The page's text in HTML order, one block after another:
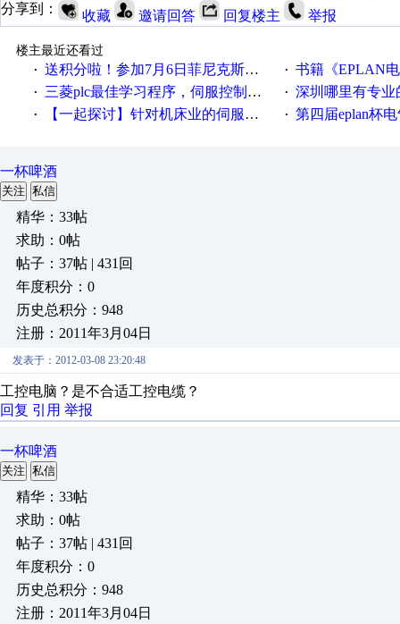
分享到：
收藏 邀请回答 回复楼主 举报
楼主最近还看过
· 送积分啦！参加7月6日菲尼克斯在线研讨会即得 · 书籍《EPLAN
· 三菱plc最佳学习程序，伺服控制，各种报警，注释详细，看的懂，学得快！ · 深圳哪里有专业
· 【一起探讨】针对机床业的伺服系统发展，您的期望是什么？ · 第四届eplan杯电气工
一杯啤酒
关注 私信
精华：33帖
求助：0帖
帖子：37帖 | 431回
年度积分：0
历史总积分：948
注册：2011年3月04日
发表于：2012-03-08 23:20:48
工控电脑？是不合适工控电缆？
回复 引用 举报
一杯啤酒
关注 私信
精华：33帖
求助：0帖
帖子：37帖 | 431回
年度积分：0
历史总积分：948
注册：2011年3月04日